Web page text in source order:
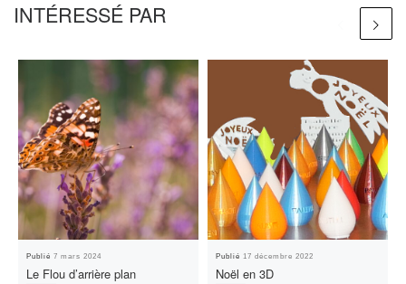
INTÉRESSÉ PAR
Publié7 mars 2024
Le Flou d’arrière plan
Publié 17 décembre 2022
Noël en 3D